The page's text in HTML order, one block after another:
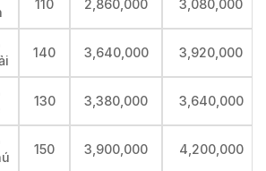
110 2,860,000 3,080,000
140 3,640,000 3,920,000
130 3,380,000 3,640,000
150 3,900,000 4,200,000